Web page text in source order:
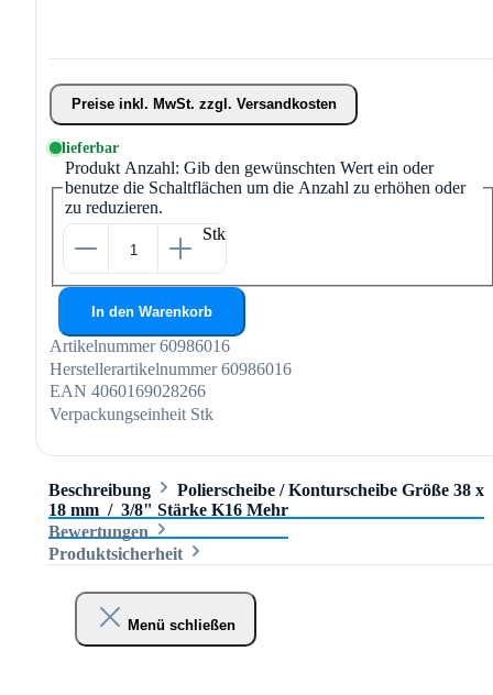
Preise inkl. MwSt. zzgl. Versandkosten
lieferbar
Produkt Anzahl: Gib den gewünschten Wert ein oder
benutze die Schaltflächen um die Anzahl zu erhöhen oder
zu reduzieren.
Stk
In den Warenkorb
Artikelnummer 60986016
Herstellerartikelnummer 60986016
EAN 4060169028266
Verpackungseinheit Stk
Beschreibung
Polierscheibe / Konturscheibe Größe 38 x
18 mm / 3/8" Stärke K16 Mehr
Bewertungen
Produktsicherheit
Menü schließen